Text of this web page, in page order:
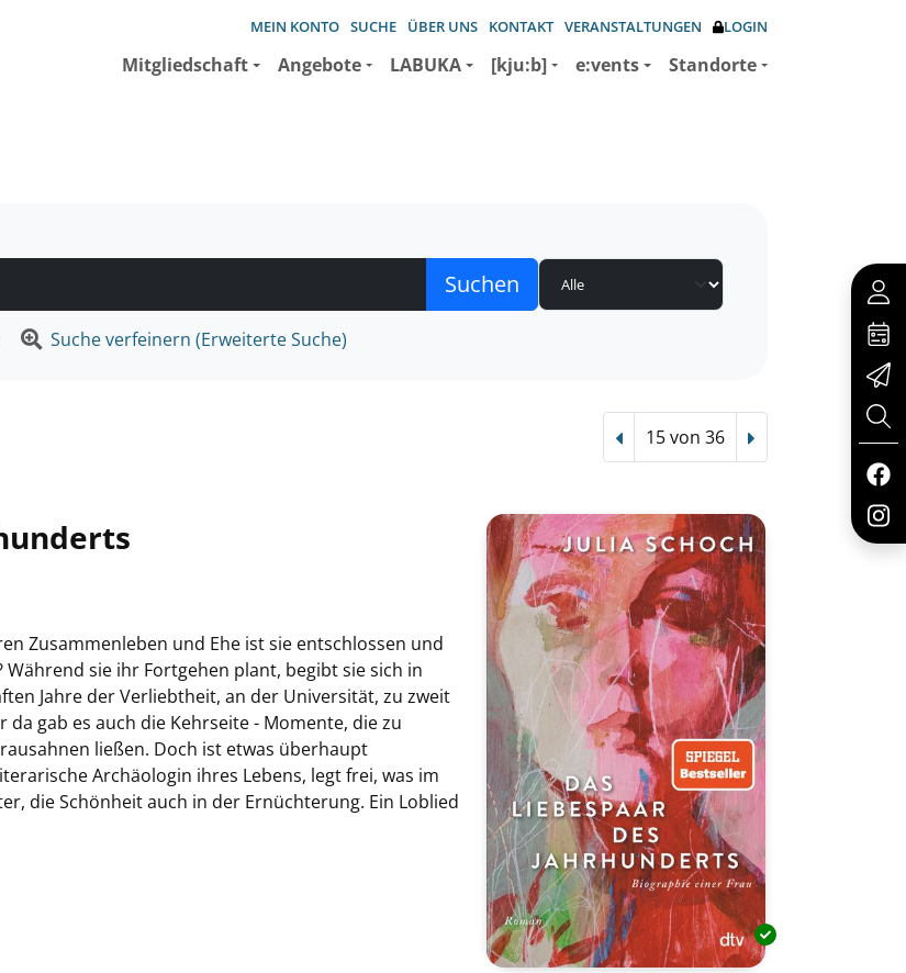
MEIN KONTO SUCHE ÜBER UNS KONTAKT VERANSTALTUNGEN LOGIN
Mitgliedschaft Angebote LABUKA [kju:b] e:vents Standorte
Suche verfeinern (Erweiterte Suche)
Vorheriger Treffer
15 von 36 Nächster Treffer
Zusammenleben und Ehe ist sie entschlossen und
sie ihr Fortgehen plant, begibt sie sich in
Jahre der Verliebtheit, an der Universität, zu zweit
gab es auch die Kehrseite - Momente, die zu
ließen. Doch ist etwas überhaupt
Archäologin ihres Lebens, legt frei, was im
die Schönheit auch in der Ernüchterung. Ein Loblied